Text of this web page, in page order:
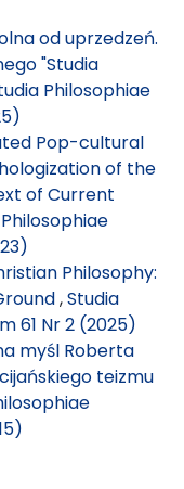
od uprzedzeń.
"Studia
Philosophiae
Pop-cultural
of the
of Current
Philosophy:
,Studia
61 Nr 2 (2025)
myśl Roberta
teizmu